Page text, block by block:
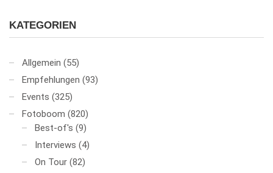
KATEGORIEN
Allgemein (55)
Empfehlungen (93)
Events (325)
Fotoboom (820)
Best-of's (9)
Interviews (4)
On Tour (82)